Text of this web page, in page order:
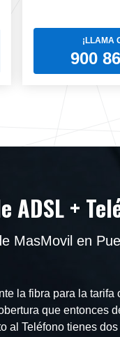
¡LLAMA
900
ADSL +
MasMovil en
la fibra para la tarifa
que entonces
al Teléfono tienes